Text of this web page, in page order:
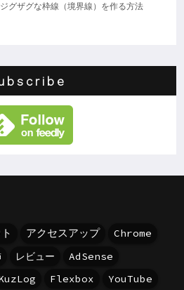
グザグな枠線（境界線）を作る方法
アクセスアップ
Chrome
レビュー
AdSense
Flexbox
YouTube